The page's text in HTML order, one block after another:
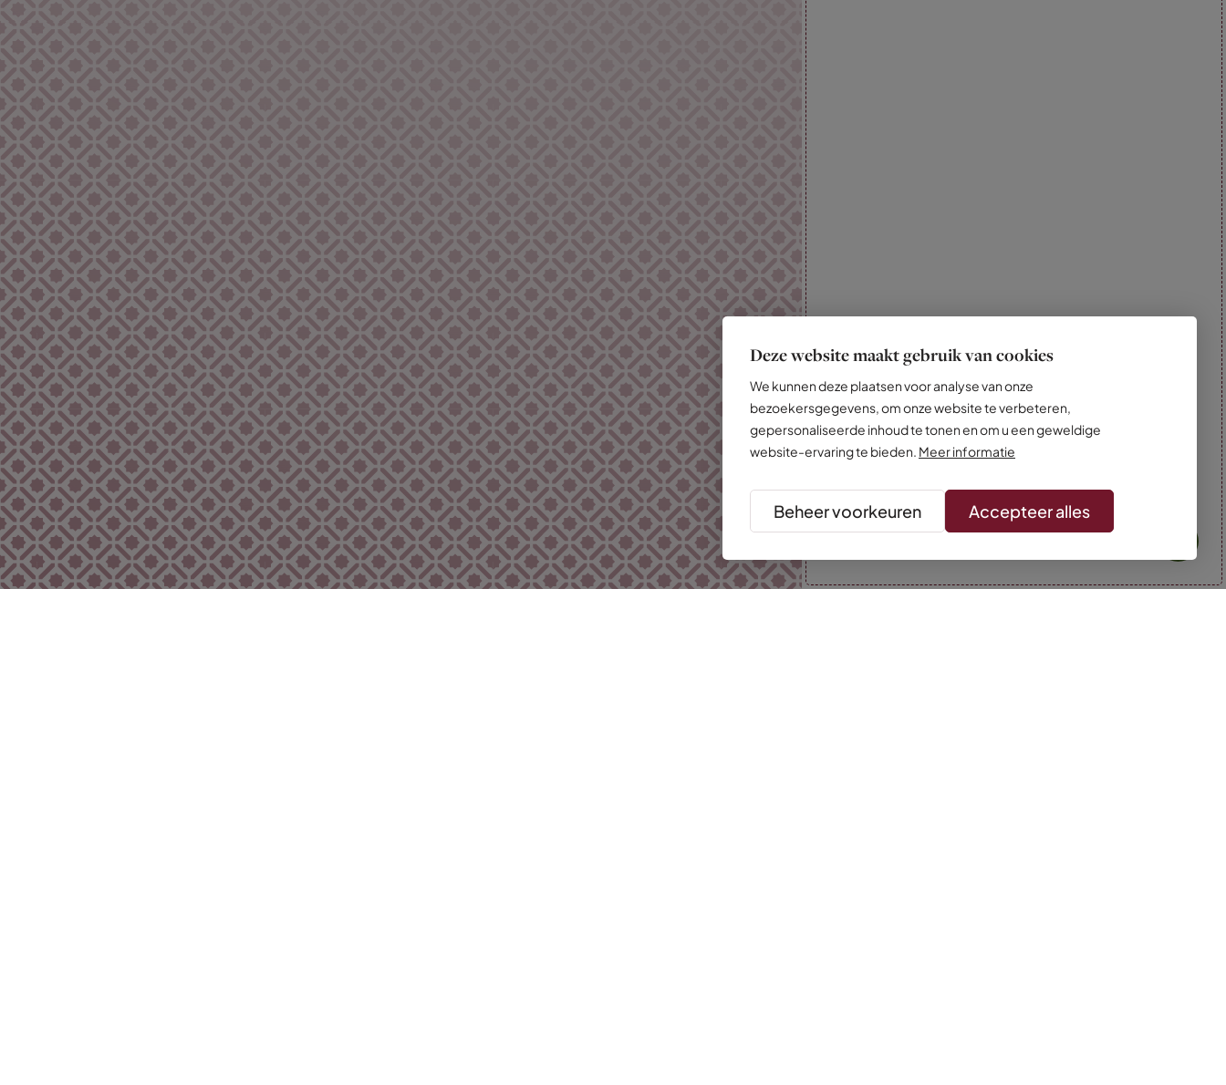
Deze website maakt gebruik van cookies
We kunnen deze plaatsen voor analyse van onze
bezoekersgegevens, om onze website te verbeteren,
gepersonaliseerde inhoud te tonen en om u een geweldige
website-ervaring te bieden. Meer informatie
Beheer voorkeuren Accepteer alles